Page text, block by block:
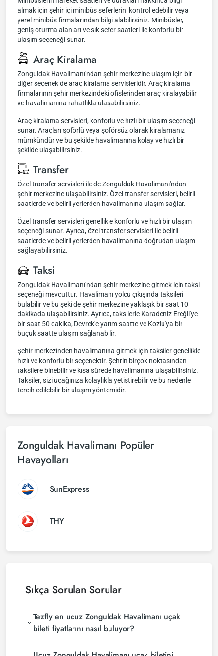
almak için şehir içi minibüs seferlerini kontrol edebilir veya
yerel minibüs firmalarından bilgi alabilirsiniz. Minibüsler,
geniş oturma alanları ve sık sefer saatleri ile konforlu bir
ulaşım seçeneği sunar.
Araç Kiralama
Zonguldak Havalimanı'ndan şehir merkezine ulaşım için bir
diğer seçenek de araç kiralama servisleridir. Araç kiralama
firmalarının şehir merkezindeki ofislerinden araç kiralayabilir
ve havalimanına rahatlıkla ulaşabilirsiniz.
Araç kiralama servisleri, konforlu ve hızlı bir ulaşım seçeneği
sunar. Araçları şoförlü veya şoförsüz olarak kiralamanız
mümkündür ve bu şekilde havalimanına kolay ve hızlı bir
şekilde ulaşabilirsiniz.
Transfer
Özel transfer servisleri ile de Zonguldak Havalimanı'ndan
şehir merkezine ulaşabilirsiniz. Özel transfer servisleri, belirli
saatlerde ve belirli yerlerden havalimanına ulaşım sağlar.
Özel transfer servisleri genellikle konforlu ve hızlı bir ulaşım
seçeneği sunar. Ayrıca, özel transfer servisleri ile belirli
saatlerde ve belirli yerlerden havalimanına doğrudan ulaşım
sağlayabilirsiniz.
Taksi
Zonguldak Havalimanı'ndan şehir merkezine gitmek için taksi
seçeneği mevcuttur. Havalimanı yolcu çıkışında taksileri
bulabilir ve bu şekilde şehir merkezine yaklaşık bir saat 10
dakikada ulaşabilirsiniz. Ayrıca, taksilerle Karadeniz Ereğli'ye
bir saat 50 dakika, Devrek'e yarım saatte ve Kozlu'ya bir
buçuk saatte ulaşım sağlanabilir.
Şehir merkezinden havalimanına gitmek için taksiler genellikle
hızlı ve konforlu bir seçenektir. Şehrin birçok noktasından
taksilere binebilir ve kısa sürede havalimanına ulaşabilirsiniz.
Taksiler, sizi uçağınıza kolaylıkla yetiştirebilir ve bu nedenle
tercih edilebilir bir ulaşım yöntemidir.
Zonguldak Havalimanı Popüler
Havayolları
SunExpress
THY
Sıkça Sorulan Sorular
Tezfly en ucuz Zonguldak Havalimanı uçak
bileti fiyatlarını nasıl buluyor?
bulmak için tur operatörleri, büyük rezervasyon